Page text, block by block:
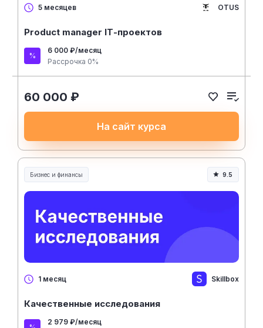
5 месяцев OTUS
Product manager IТ-проектов
6 000 ₽/месяц
Рассрочка 0%
60 000 ₽
На сайт курса
Бизнес и финансы 9.5
1 месяц Skillbox
Качественные исследования
2 979 ₽/месяц